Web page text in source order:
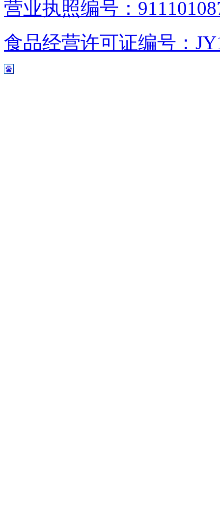
营业执照编号：
食品经营许可证编号：